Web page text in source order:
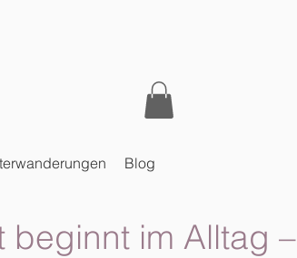
Blog
beginnt im Alltag –